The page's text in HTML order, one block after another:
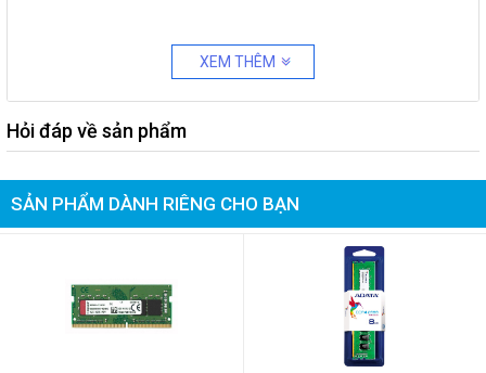
XEM THÊM
Hỏi đáp về sản phẩm
SẢN PHẨM DÀNH RIÊNG CHO BẠN